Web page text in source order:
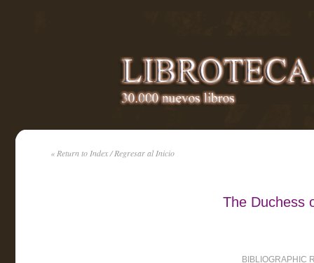
« Return to Index / Regresar al Inicio
The Duchess
BIBLIOGRAPHIC